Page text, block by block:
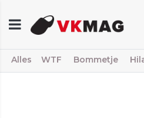
Alles WTF Bommetje